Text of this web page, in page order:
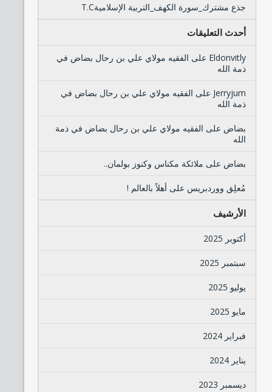
جذع مشترك_سورة الكهف_التربية الإسلاميةT.C
أحدث التعليقات
Eldonvitly على الفقيه مولاي علي بن رحال بضاض في
ذمة الله
Jerryjum على الفقيه مولاي علي بن رحال بضاض في
ذمة الله
بضاض على الفقيه مولاي علي بن رحال بضاض في ذمة
الله
بضاض على ملائكة مكناس وكنوز بولمان..
مُعلِق ووردبريس على أهلاً بالعالم !
الأرشيف
أكتوبر 2025
سبتمبر 2025
يوليو 2025
مايو 2025
فبراير 2024
يناير 2024
ديسمبر 2023